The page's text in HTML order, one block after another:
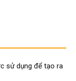
sử dụng để tạo ra